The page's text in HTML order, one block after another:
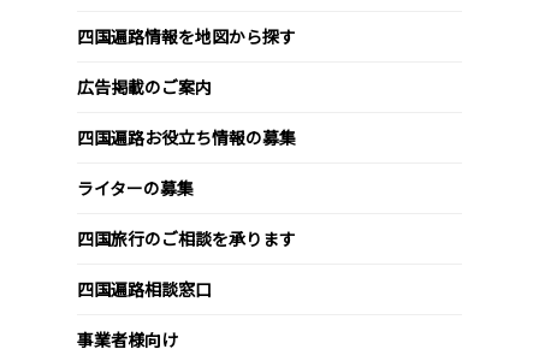
四国遍路情報を地図から探す
広告掲載のご案内
四国遍路お役立ち情報の募集
ライターの募集
四国旅行のご相談を承ります
四国遍路相談窓口
事業者様向け